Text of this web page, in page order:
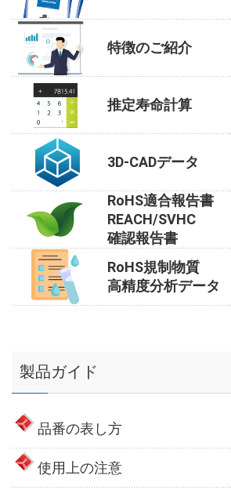
特徴のご紹介
推定寿命計算
3D-CADデータ
RoHS適合報告書
REACH/SVHC
確認報告書
RoHS規制物質
高精度分析データ
製品ガイド
品番の表し方
使用上の注意